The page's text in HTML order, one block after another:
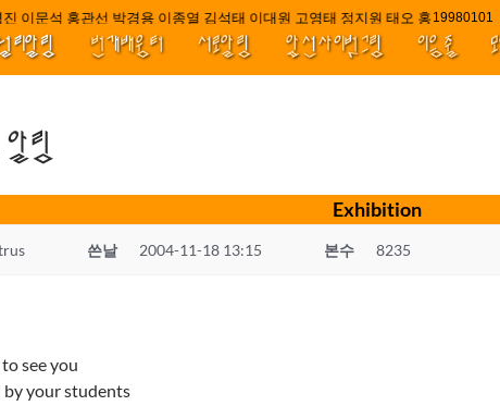
이문석 홍관선 박경용 이종열 김석태 이대원 고영태 정지원 태오 홍 최윤호
19980101
////
널리알림 번개배움터 서로알림 앞선사이벗그림 이음줄
림
Exhibition
쓴날 2004-11-18 13:15 본수 8235
see you
your students